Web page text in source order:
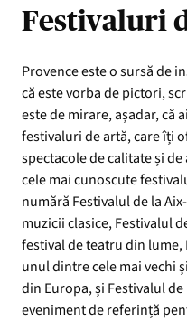
Festivaluri
Provence este o sursă de
că este vorba de pictori,
este de mirare, așadar, că
festivaluri de artă, care îți
spectacole de calitate și
cele mai cunoscute
numără Festivalul de la
muzicii clasice, Festivalul
festival de teatru din lume,
unul dintre cele mai vechi
din Europa, și Festivalul
eveniment de referință